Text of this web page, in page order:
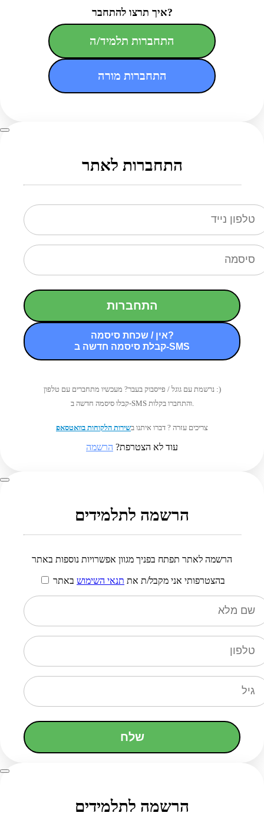
איך תרצו להתחבר?
התחברות תלמיד/ה
התחברות מורה
התחברות לאתר
התחברות
אין / שכחת סיסמה?
קבלת סיסמה חדשה ב-SMS
נרשמת עם גוגל / פייסבוק בעבר? מעכשיו מתחברים עם טלפון :)
קבלו סיסמה חדשה ב-SMS והתחברו בקלות.
צריכים עזרה ? דברו איתנו בשירות הלקוחות בוואטסאפ
עוד לא הצטרפת? הרשמה
הרשמה לתלמידים
הרשמה לאתר תפתח בפניך מגוון אפשרויות נוספות באתר
בהצטרפותי אני מקבל/ת את תנאי השימוש באתר
שלח
הרשמה לתלמידים